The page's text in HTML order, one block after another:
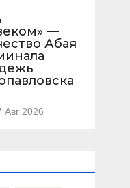
—
Абая
Авг 2026